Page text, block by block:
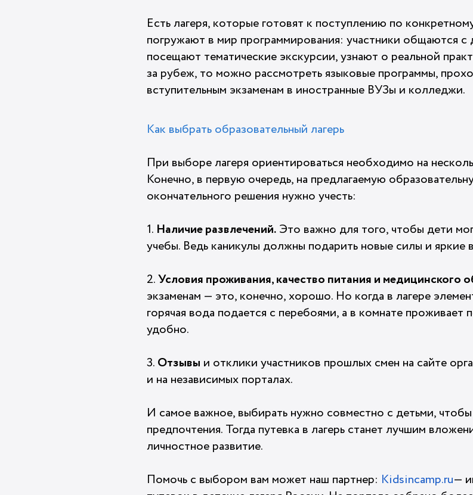
Есть лагеря, которые готовят к поступлению по
погружают в мир программирования: участники общаются
посещают тематические экскурсии, узнают о реальной
за рубеж, то можно рассмотреть языковые программы,
вступительным экзаменам в иностранные ВУЗы и колледжи.
Как выбрать образовательный лагерь
При выборе лагеря ориентироваться необходимо на
Конечно, в первую очередь, на предлагаемую
окончательного решения нужно учесть:
1. Наличие развлечений.Это важно для того, чтобы дети
учебы. Ведь каникулы должны подарить новые силы и яркие
2.Условия проживания, качество питания и медицинского
экзаменам — это, конечно, хорошо. Но когда в лагере
горячая вода подается с перебоями, а в комнате проживает
удобно.
3. Отзывы и отклики участников прошлых смен на сайте
и на независимых порталах.
И самое важное, выбирать нужно совместно с детьми,
предпочтения. Тогда путевка в лагерь станет лучшим
личностное развитие.
Помочь с выбором вам может наш партнер: Kidsincamp.ru—